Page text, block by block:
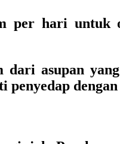
per hari untuk
asupan